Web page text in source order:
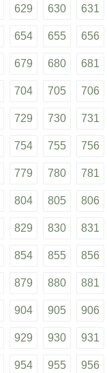
629 630 631
654 655 656
679 680 681
704 705 706
729 730 731
754 755 756
779 780 781
804 805 806
829 830 831
854 855 856
879 880 881
904 905 906
929 930 931
954 955 956